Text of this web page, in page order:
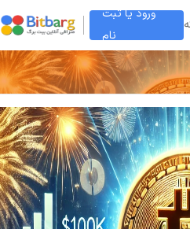
ورود یا ثبت
نام